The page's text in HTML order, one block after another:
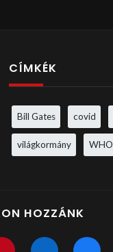
CÍMKÉK
Bill Gates covid
világkormány WHO
HOZZÁNK